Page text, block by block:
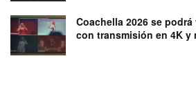
Coachella 2026 se
con transmisión en 4K y